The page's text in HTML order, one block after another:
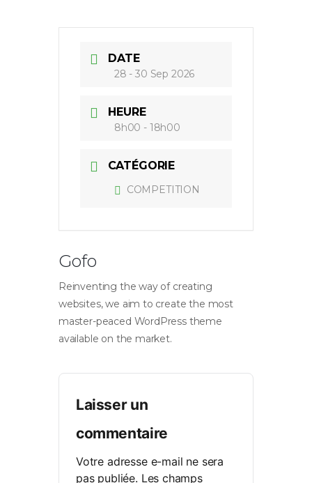
DATE
28 - 30 Sep 2026
HEURE
8h00 - 18h00
CATÉGORIE
COMPETITION
Gofo
Reinventing the way of creating
websites, we aim to create the most
master-peaced WordPress theme
available on the market.
Laisser un
commentaire
Votre adresse e-mail ne sera
pas publiée. Les champs